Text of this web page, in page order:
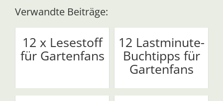
Verwandte Beiträge:
12 x Lesestoff
für Gartenfans
12 Lastminute-
Buchtipps für
Gartenfans